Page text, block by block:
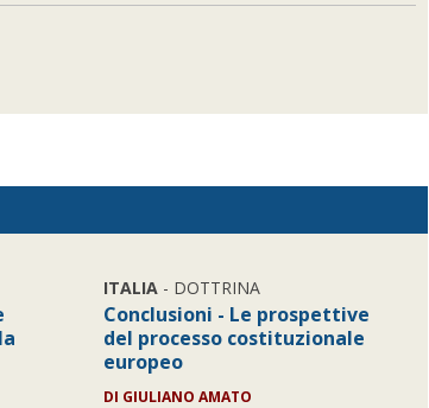
ITALIA- DOTTRINA
Conclusioni - Le prospettive
del processo costituzionale
europeo
DI GIULIANO AMATO